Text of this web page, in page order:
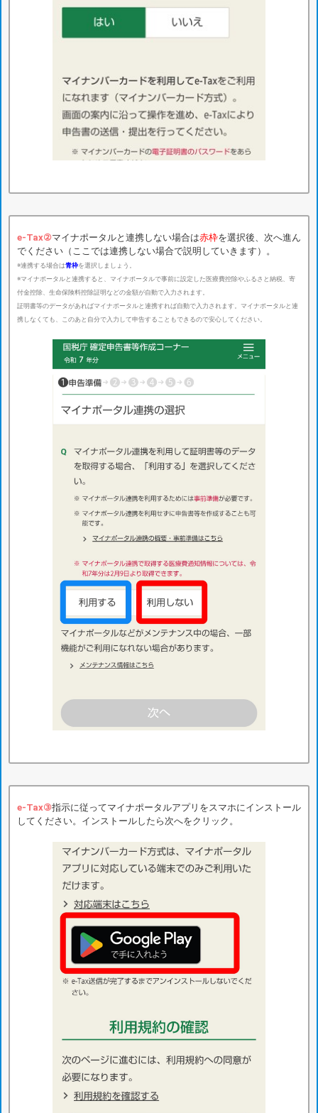
e-Tax②マイナポータルと連携しない場合は赤枠を選択後、次へ進ん
でください（ここでは連携しない場合で説明していきます）。
※連携する場合は青枠を選択しましょう。
※マイナポータルと連携すると、マイナポータルで事前に設定した医療費控除やふるさと納税、寄
付金控除、生命保険料控除証明などの金額が自動で入力されます。
証明書等のデータがあればマイナポータルと連携すれば自動で入力されます。マイナポータルと連
携しなくても、このあと自分で入力して申告することもできるので安心してください。
e-Tax③指示に従ってマイナポータルアプリをスマホにインストール
してください。インストールしたら次へをクリック。